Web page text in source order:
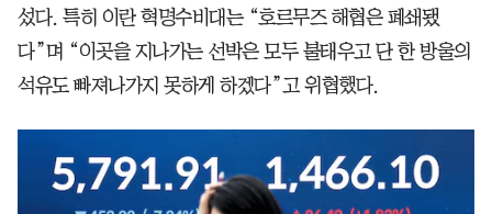
섰다. 특히 이란 혁명수비대는 “호르무즈 해협은 폐쇄됐
다”며 “이곳을 지나가는 선박은 모두 불태우고 단 한 방울의
석유도 빠져나가지 못하게 하겠다”고 위협했다.